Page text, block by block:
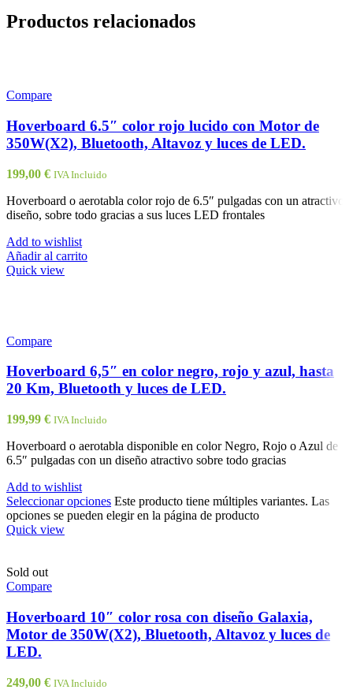
Productos relacionados
Compare
Hoverboard 6.5″ color rojo lucido con Motor de
350W(X2), Bluetooth, Altavoz y luces de LED.
199,00 € IVA Incluido
Hoverboard o aerotabla color rojo de 6.5″ pulgadas con un atractivo
diseño, sobre todo gracias a sus luces LED frontales
Add to wishlist
Añadir al carrito
Quick view
Compare
Hoverboard 6,5″ en color negro, rojo y azul, hasta
20 Km, Bluetooth y luces de LED.
199,99 € IVA Incluido
Hoverboard o aerotabla disponible en color Negro, Rojo o Azul de
6.5″ pulgadas con un diseño atractivo sobre todo gracias
Add to wishlist
Seleccionar opciones Este producto tiene múltiples variantes. Las
opciones se pueden elegir en la página de producto
Quick view
Sold out
Compare
Hoverboard 10″ color rosa con diseño Galaxia,
Motor de 350W(X2), Bluetooth, Altavoz y luces de
LED.
249,00 € IVA Incluido